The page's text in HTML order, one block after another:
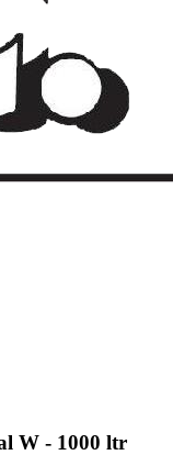
W - 1000 ltr